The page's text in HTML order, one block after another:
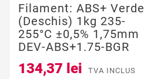
Filament: ABS+ Verde
(deschis) 1kg 235-
255°C ±0,5% 1,75mm
DEV-ABS+1.75-BGR
134,37 lei TVA INCLUS